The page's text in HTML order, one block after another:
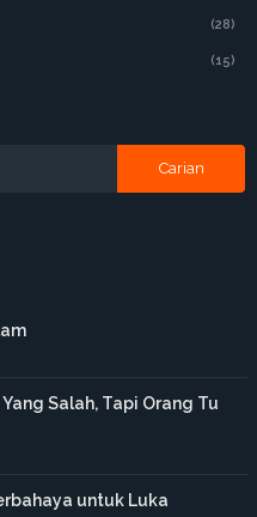
(28)
(15)
Salah, Tapi Orang Tu
untuk Luka